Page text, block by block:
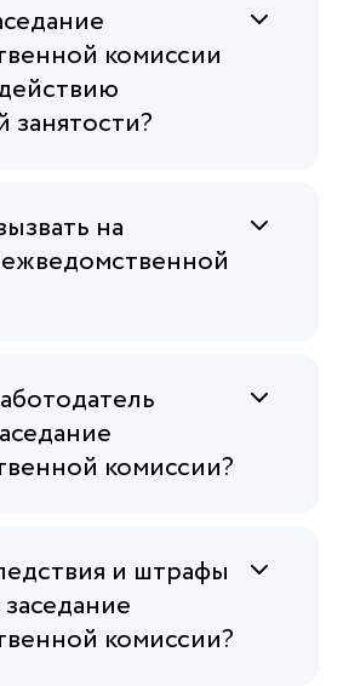
комиссии
занятости?
на
комиссии?
и штрафы
комиссии?